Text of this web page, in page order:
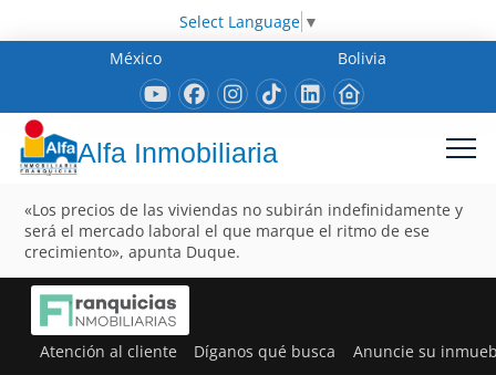
Select Language ▼
México
Bolivia
Alfa Inmobiliaria
«Los precios de las viviendas no subirán indefinidamente y
será el mercado laboral el que marque el ritmo de ese
crecimiento», apunta Duque.
Atención al cliente Díganos qué busca Anuncie su